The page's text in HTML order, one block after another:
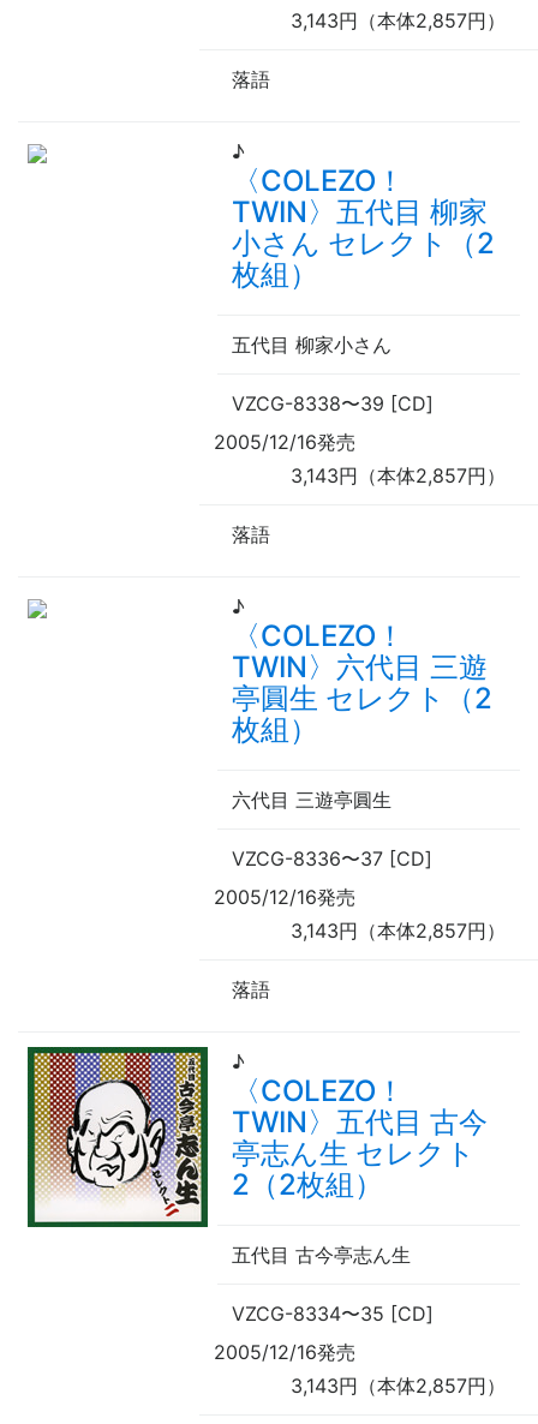
3,143円（本体2,857円）
落語
♪
〈COLEZO！
TWIN〉五代目 柳家
小さん セレクト（2
枚組）
五代目 柳家小さん
VZCG-8338〜39 [CD]
2005/12/16発売
3,143円（本体2,857円）
落語
♪
〈COLEZO！
TWIN〉六代目 三遊
亭圓生 セレクト（2
枚組）
六代目 三遊亭圓生
VZCG-8336〜37 [CD]
2005/12/16発売
3,143円（本体2,857円）
落語
♪
〈COLEZO！
TWIN〉五代目 古今
亭志ん生 セレクト
2（2枚組）
五代目 古今亭志ん生
VZCG-8334〜35 [CD]
2005/12/16発売
3,143円（本体2,857円）